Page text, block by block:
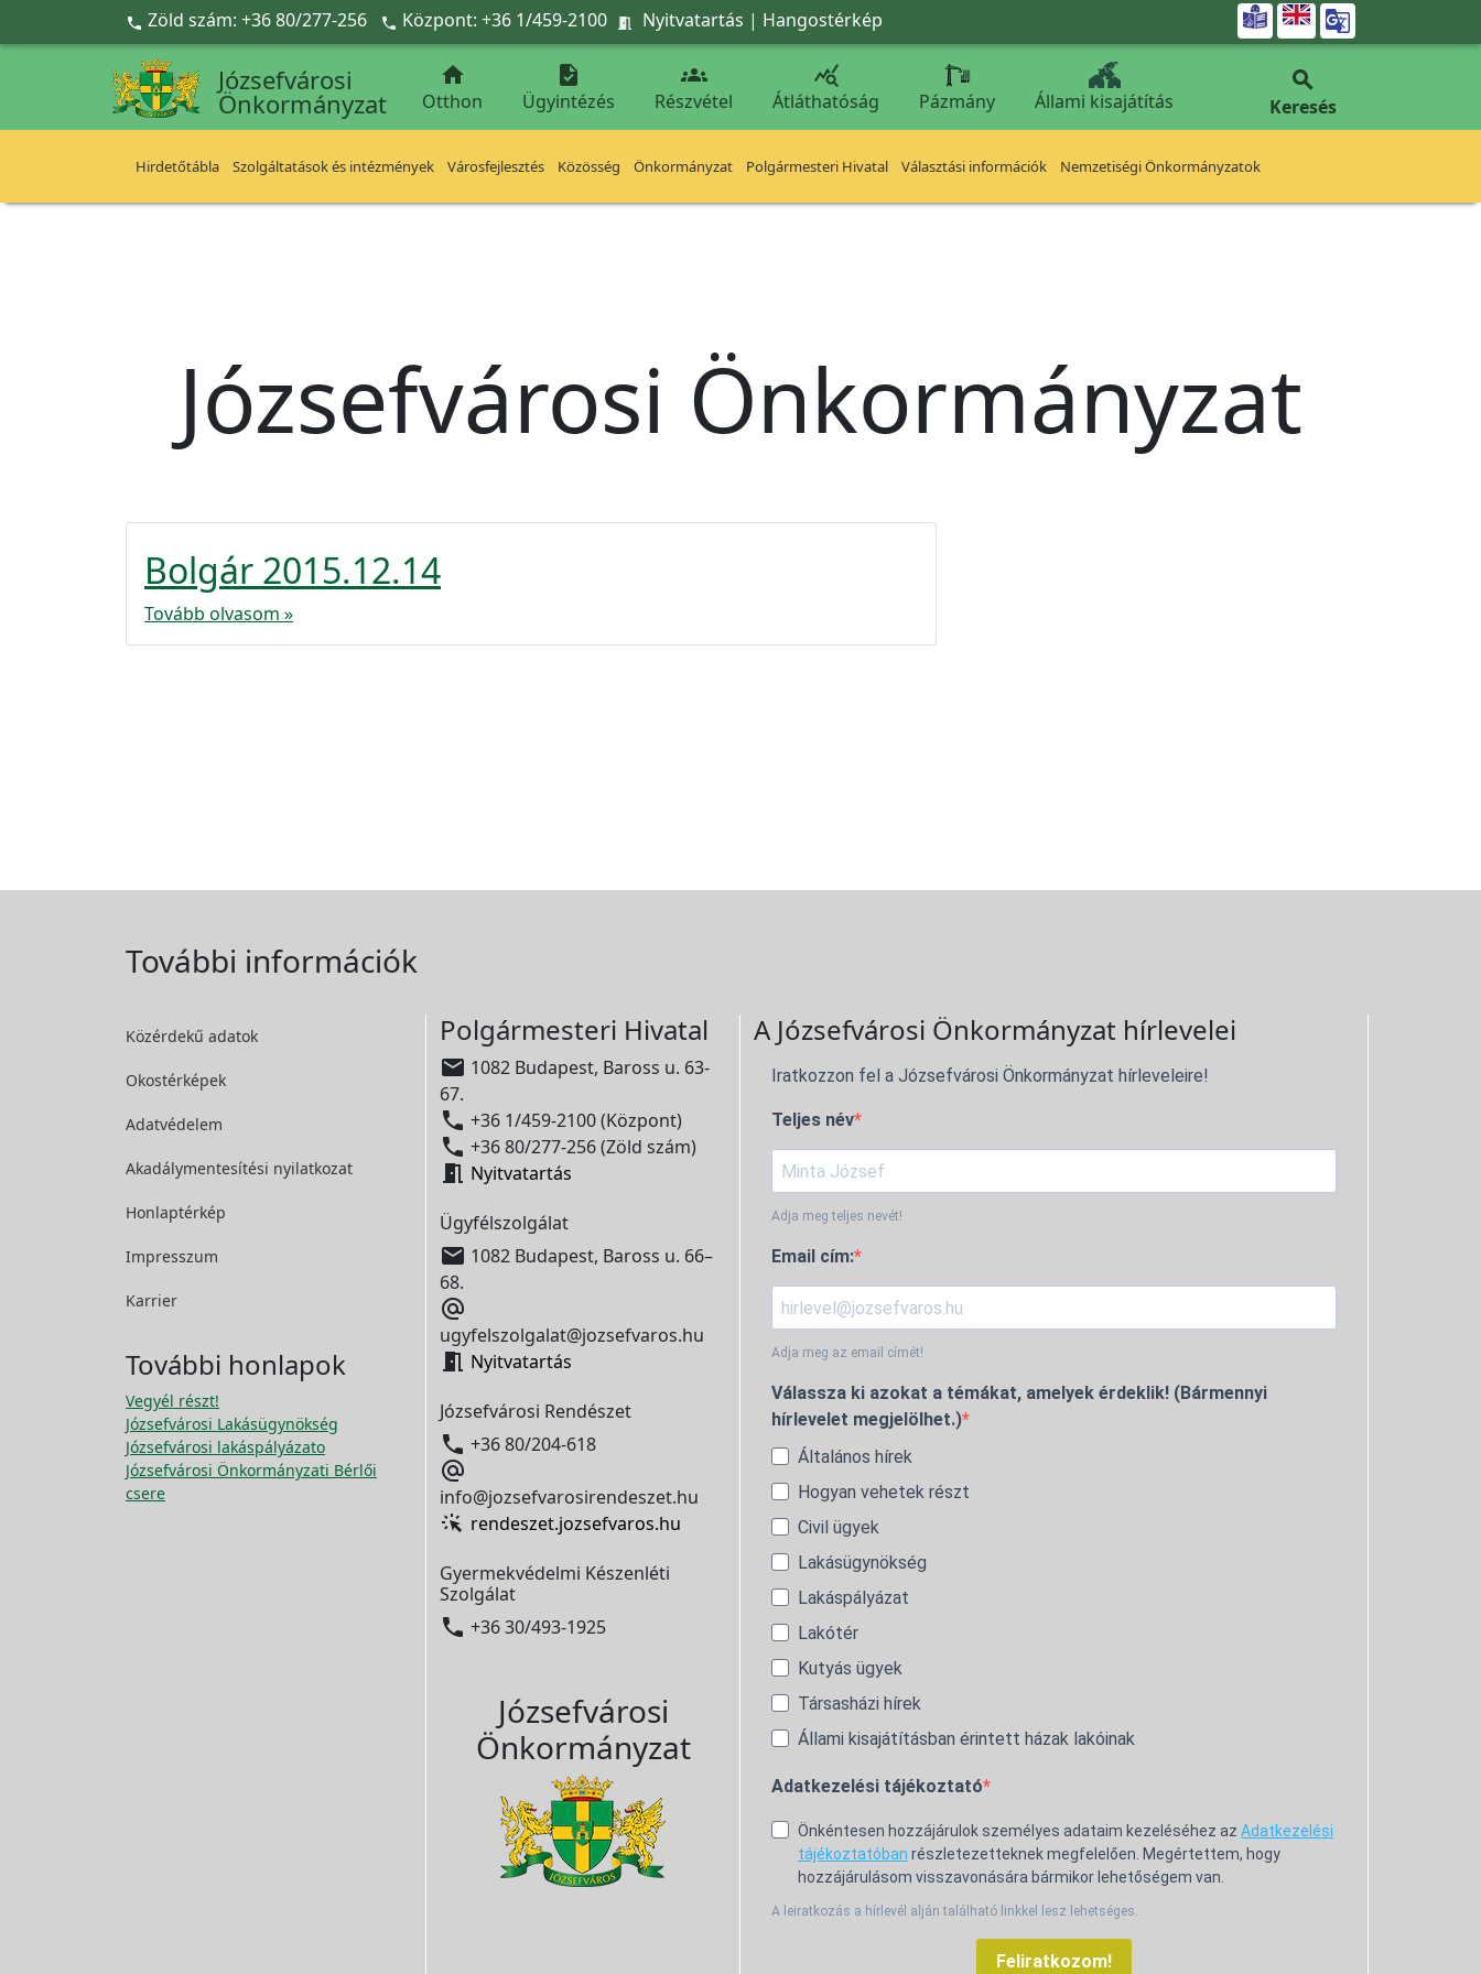
Ugrás a fő tartalomra
 Zöld szám: +36 80/277-256  Központ: +36 1/459-2100  Nyitvatartás | Hangostérkép 
Józsefvárosi
Önkormányzat

Otthon

Ügyintézés

Részvétel

Átláthatóság Pázmány Állami kisajátítás

Keresés
Hirdetőtábla Szolgáltatások és intézmények Városfejlesztés Közösség Önkormányzat Polgármesteri Hivatal Választási információk Nemzetiségi Önkormányzatok
Józsefvárosi Önkormányzat
Bolgár 2015.12.14
Tovább olvasom »
További információk
Közérdekű adatok
Okostérképek
Adatvédelem
Akadálymentesítési nyilatkozat
Honlaptérkép
Impresszum
Karrier
További honlapok
Vegyél részt!
Józsefvárosi Lakásügynökség
Józsefvárosi lakáspályázato
Józsefvárosi Önkormányzati Bérlői
csere
Polgármesteri Hivatal
 1082 Budapest, Baross u. 63-
67.
 +36 1/459-2100 (Központ)
 +36 80/277-256 (Zöld szám)
 Nyitvatartás
Ügyfélszolgálat
 1082 Budapest, Baross u. 66–
68.

ugyfelszolgalat@jozsefvaros.hu
 Nyitvatartás
Józsefvárosi Rendészet
 +36 80/204-618

info@jozsefvarosirendeszet.hu
rendeszet.jozsefvaros.hu
Gyermekvédelmi Készenléti
Szolgálat
 +36 30/493-1925
Józsefvárosi
Önkormányzat
A Józsefvárosi Önkormányzat hírlevelei
Iratkozzon fel a Józsefvárosi Önkormányzat hírleveleire!
Teljes név
Adja meg teljes nevét!
Email cím:
Adja meg az email címét!
Válassza ki azokat a témákat, amelyek érdeklik! (Bármennyi
hírlevelet megjelölhet.)
Általános hírek
Hogyan vehetek részt
Civil ügyek
Lakásügynökség
Lakáspályázat
Lakótér
Kutyás ügyek
Társasházi hírek
Állami kisajátításban érintett házak lakóinak
Adatkezelési tájékoztató
Önkéntesen hozzájárulok személyes adataim kezeléséhez az Adatkezelési
tájékoztatóban részletezetteknek megfelelően. Megértettem, hogy
hozzájárulásom visszavonására bármikor lehetőségem van.
A leiratkozás a hírlevél alján található linkkel lesz lehetséges.
Feliratkozom!